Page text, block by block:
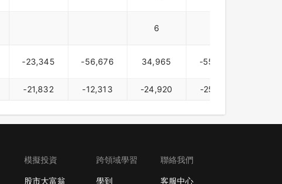
6
-23,345 -56,676 34,965 -55,775
-21,832 -12,313 -24,920 -25,671
模擬投資
股市大富翁
跨領域學習
學到
聯絡我們
客服中心